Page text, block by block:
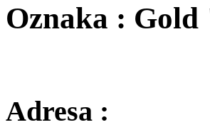
Oznaka :
Adresa :